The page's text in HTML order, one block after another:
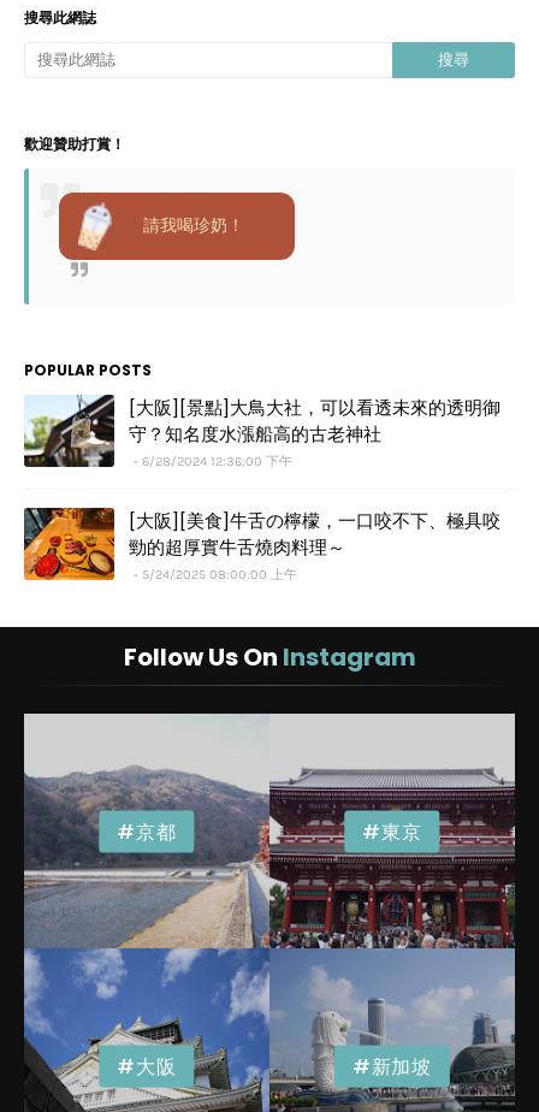
搜尋此網誌
歡迎贊助打賞！
請我喝珍奶！
POPULAR POSTS
[大阪][景點]大鳥大社，可以看透未來的透明御
守？知名度水漲船高的古老神社
6/28/2024 12:36:00 下午
[大阪][美食]牛舌の檸檬，一口咬不下、極具咬
勁的超厚實牛舌燒肉料理～
5/24/2025 08:00:00 上午
Follow Us On Instagram
#京都 #東京
#大阪 #新加坡